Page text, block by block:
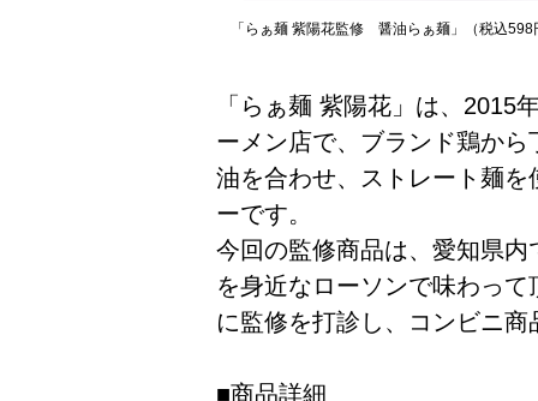
「らぁ麺 紫陽花監修 醤油らぁ麺」（税込598
「らぁ麺 紫陽花」は、2015
ーメン店で、ブランド鶏か
油を合わせ、ストレート麺
ーです。
今回の監修商品は、愛知県
を身近なローソンで味わっ
に監修を打診し、コンビニ
■商品詳細